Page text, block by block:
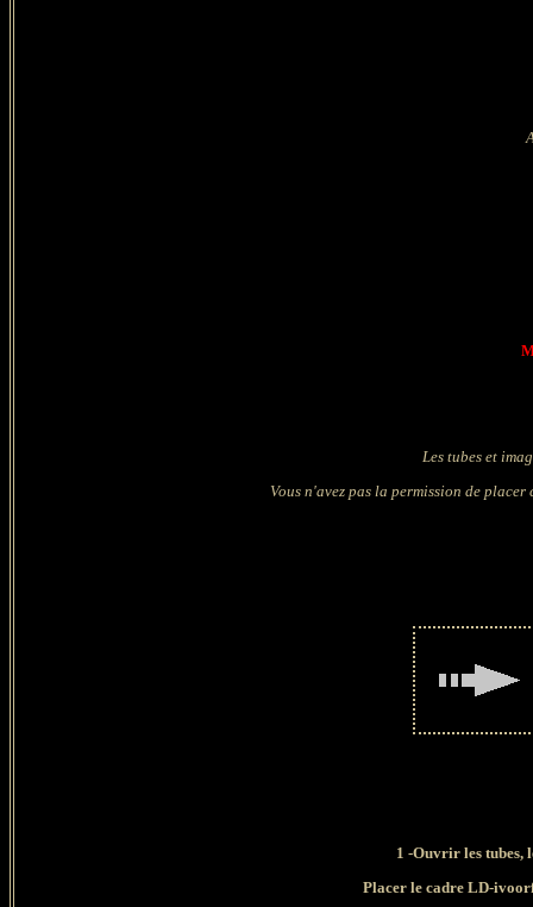
Les tubes et
Vous n'avez pas la permission de
1 -Ouvrir les tubes,
Placer le cadre LD-